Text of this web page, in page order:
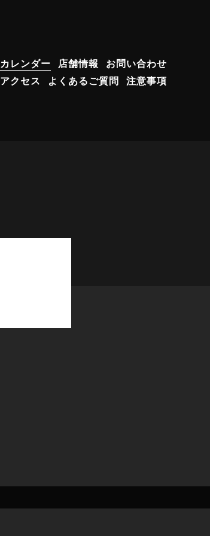
カレンダー 店舗情報
お問い合わせ
アクセス よくあるご質問 注意事項